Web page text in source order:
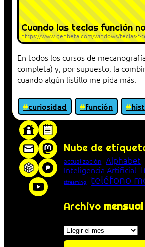
Cuando las teclas función
https://www.genbeta.com/windows/teclas-f-
En todos los cursos de
completa) y, por supuesto, la
cuando algún listillo me pida más.
curiosidad función
Nube de
actualización Alphabet
Inteligencia Artificial
streaming teléfono
Archivo mensual
Archivos